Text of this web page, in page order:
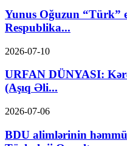
Yunus Oğuzun “Türk”
Respublika...
2026-07-10
URFAN DÜNYASI:
(Aşıq Əli...
2026-07-06
BDU alimlərinin